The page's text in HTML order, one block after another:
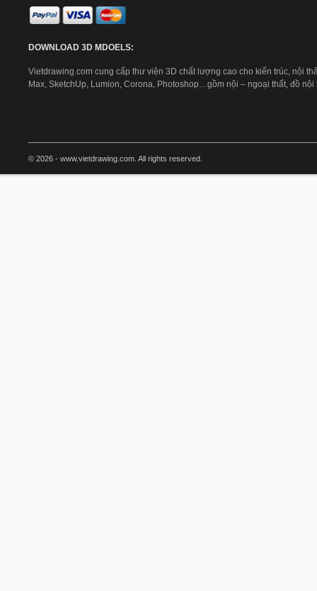
DOWNLOAD 3D MDOELS:
Vietdrawing.com cung cấp thư viện 3D chất lượng cao cho kiến trúc, nội
Max, SketchUp, Lumion, Corona, Photoshop…gồm nội – ngoại thất, đồ nội
© 2026 - www.vietdrawing.com. All rights reserved.